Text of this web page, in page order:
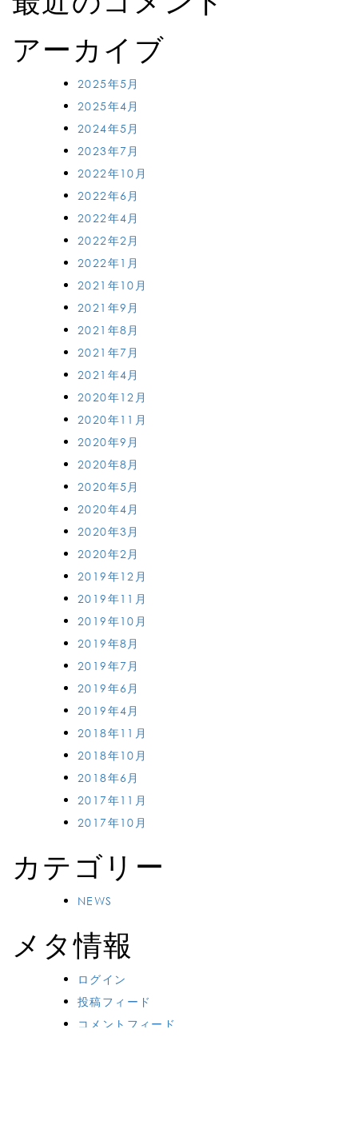
アーカイブ
2025年5月
2025年4月
2024年5月
2023年7月
2022年10月
2022年6月
2022年4月
2022年2月
2022年1月
2021年10月
2021年9月
2021年8月
2021年7月
2021年4月
2020年12月
2020年11月
2020年9月
2020年8月
2020年5月
2020年4月
2020年3月
2020年2月
2019年12月
2019年11月
2019年10月
2019年8月
2019年7月
2019年6月
2019年4月
2018年11月
2018年10月
2018年6月
2017年11月
2017年10月
カテゴリー
NEWS
メタ情報
ログイン
投稿フィード
コメントフィード